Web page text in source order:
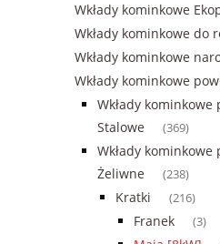
Wkłady kominkowe
Wkłady kominkowe do
Wkłady kominkowe
Wkłady kominkowe
Wkłady
Stalowe
(369)
Wkłady
Żeliwne
(238)
Kratki (216)
Franek (3)